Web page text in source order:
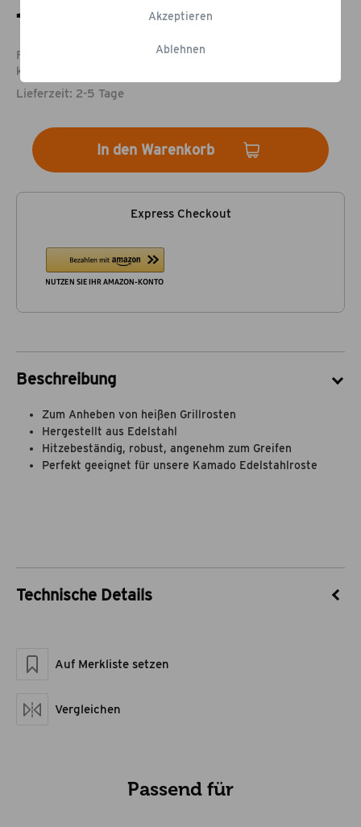
12,95 €*
Füge noch Produkte im Wert von 79,00 € hinzu, um vom
kostenlosen
Lieferzeit: 2-5 Tage
In den Warenkorb
Express Checkout
Beschreibung
Zum Anheben von heißen Grillrosten
Hergestellt aus Edelstahl
Hitzebeständig, robust, angenehm zum Greifen
Perfekt geeignet für unsere Kamado Edelstahlroste
Technische Details
Material
Artikelgewicht netto kg
Auf Merkliste setzen
Vergleichen
Passend für
Ablehnen
Akzeptieren